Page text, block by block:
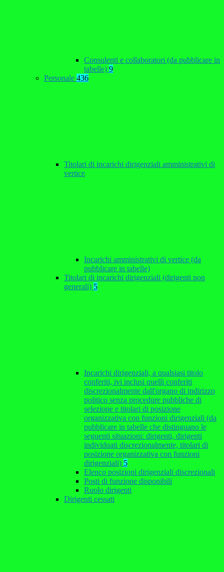
Consulenti e collaboratori (da pubblicare in
tabelle) 9
Personale 436
Titolari di incarichi dirigenziali amministrativi di
vertice
Incarichi amministrativi di vertice (da
pubblicare in tabelle)
Titolari di incarichi dirigenziali (dirigenti non
generali) 5
Incarichi dirigenziali, a qualsiasi titolo
conferiti, ivi inclusi quelli conferiti
discrezionalmente dall'organo di indirizzo
politico senza procedure pubbliche di
selezione e titolari di posizione
organizzativa con funzioni dirigenziali (da
pubblicare in tabelle che distinguano le
seguenti situazioni: dirigenti, dirigenti
individuati discrezionalmente, titolari di
posizione organizzativa con funzioni
dirigenziali) 5
Elenco posizioni dirigenziali discrezionali
Posti di funzione disponibili
Ruolo dirigenti
Dirigenti cessati